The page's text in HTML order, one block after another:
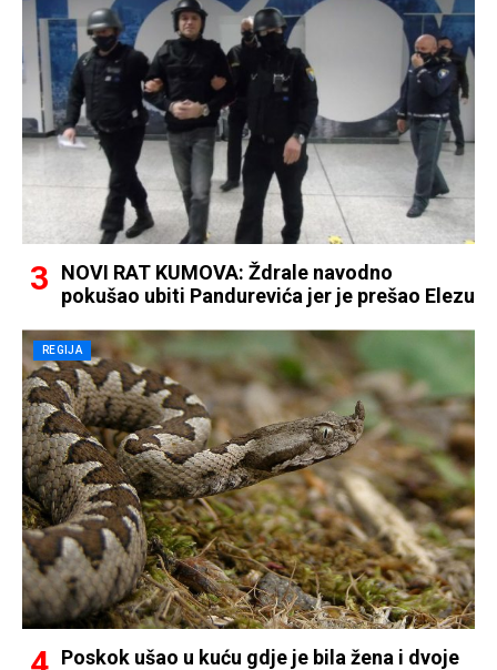
NOVI RAT KUMOVA: Ždrale navodno
pokušao ubiti Pandurevića jer je prešao Elezu
REGIJA
Poskok ušao u kuću gdje je bila žena i dvoje